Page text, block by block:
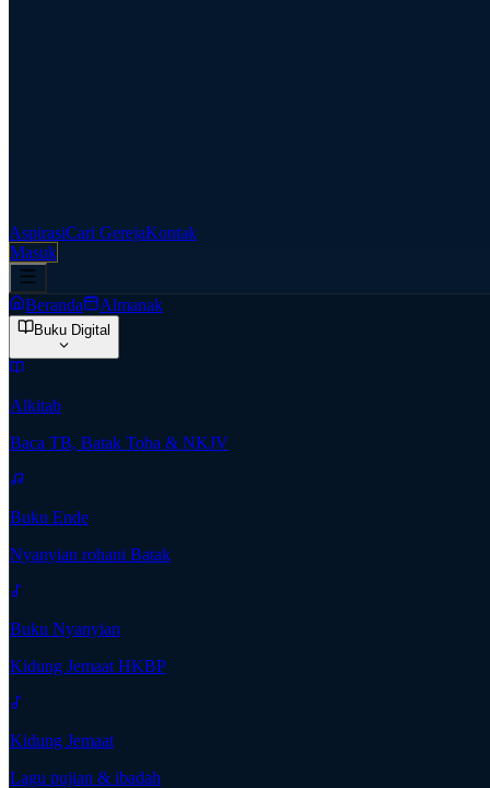
AspirasiCari GerejaKontak
Masuk
Beranda Almanak
Buku Digital
Alkitab
Baca TB, Batak Toba & NKJV
Buku Ende
Nyanyian rohani Batak
Buku Nyanyian
Kidung Jemaat HKBP
Kidung Jemaat
Lagu pujian & ibadah